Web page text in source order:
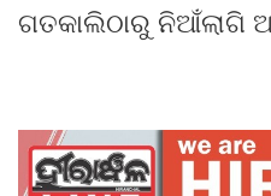
ଗତକାଲିଠାରୁ ନିଆଁଲାଗି